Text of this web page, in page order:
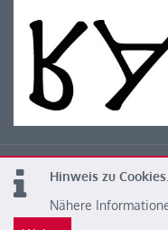
Hinweis zu Cookies.
Nähere
© 2026